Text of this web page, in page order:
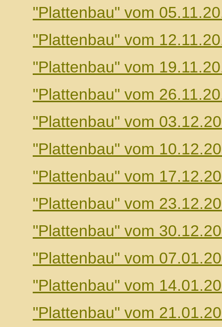
"Plattenbau" vom
"Plattenbau" vom
"Plattenbau" vom
"Plattenbau" vom
"Plattenbau" vom
"Plattenbau" vom
"Plattenbau" vom
"Plattenbau" vom
"Plattenbau" vom
"Plattenbau" vom
"Plattenbau" vom
"Plattenbau" vom